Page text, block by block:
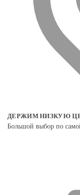
ДЕРЖИМ НИЗКУЮ
Большой выбор по